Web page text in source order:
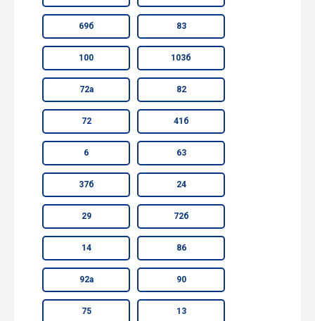
69б 83
100 103б
72а 82
72 41б
6 63
37б 24
29 72б
14 86
92а 90
75 13